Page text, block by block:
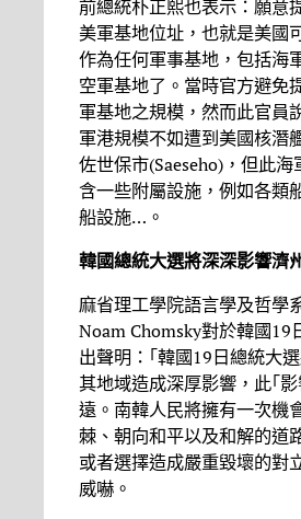
前總統朴正熙也表示：願意
美軍基地位址，也就是美國
作為任何軍事基地，包括海
空軍基地了。當時官方避免
軍基地之規模，然而此官員
軍港規模不如遭到美國核潛
佐世保市(Saeseho)，但此
含一些附屬設施，例如各類
船設施…。
韓國總統大選將深深影響濟
麻省理工學院語言學及哲學
Noam Chomsky對於韓國19
出聲明：｢韓國19日總統大
其地域造成深厚影響，此｢
遠。南韓人民將擁有一次機
棘、朝向和平以及和解的道
或者選擇造成嚴重毀壞的對
威嚇。